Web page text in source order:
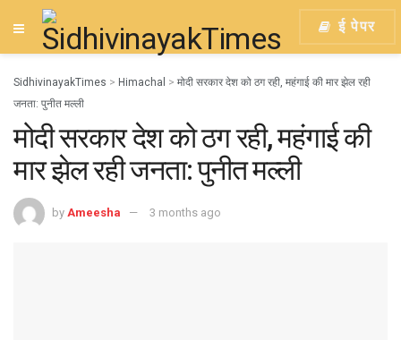
ई पेपर
SidhivinayakTimes > Himachal > मोदी सरकार देश को ठग रही, महंगाई की मार झेल रही
जनता: पुनीत मल्ली
मोदी सरकार देश को ठग रही, महंगाई की
मार झेल रही जनता: पुनीत मल्ली
by Ameesha 3 months ago